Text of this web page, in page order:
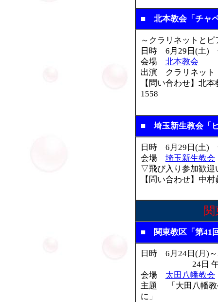
■ 北本教会「チャ
～クラリネットと
日時 6月29日(土)
会場 北本教会
出演 クラリネット
【問い合わせ】北
1558
■ 埼玉新生教会「
日時 6月29日(土)
会場 埼玉新生教会
▽飛び入り参加歓迎
【問い合わせ】中
■ 関東教区「第41
日時 6月24日(月)
24日 午後2：
会場 太田八幡教会
主題 「大田八幡教
に」